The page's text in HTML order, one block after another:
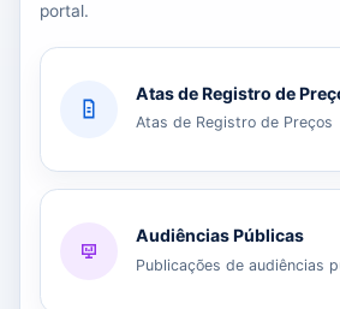
portal.
Atas de Registro de
Atas de Registro de Preços
Audiências Públicas
Publicações de audiências